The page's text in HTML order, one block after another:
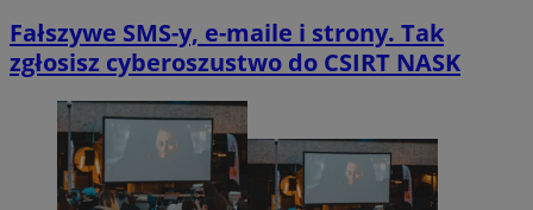
Fałszywe SMS-y, e-maile i strony. Tak
zgłosisz cyberoszustwo do CSIRT NASK